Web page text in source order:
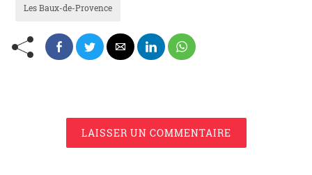
Les Baux-de-Provence
LAISSER UN COMMENTAIRE